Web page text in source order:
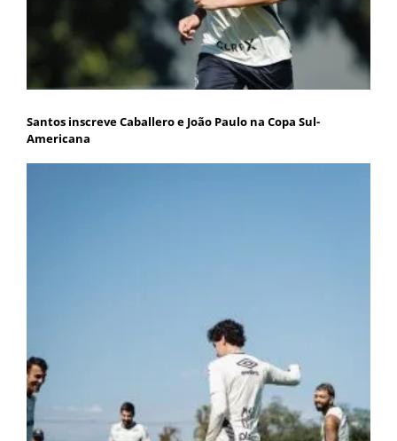
Santos inscreve Caballero e João Paulo na Copa Sul-
Americana